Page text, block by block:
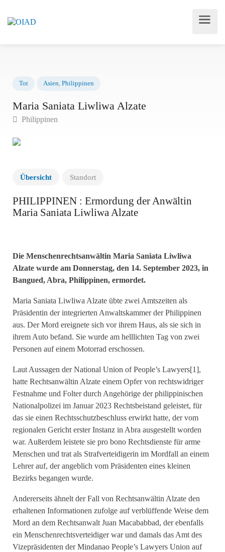
Maria Saniata Liwliwa Alzate
Übersicht Standort
PHILIPPINEN : Ermordung der Anwältin
Maria Saniata Liwliwa Alzate
Die Menschenrechtsanwältin Maria Saniata Liwliwa
Alzate wurde am Donnerstag, den 14. September 2023, in
Bangued, Abra, Philippinen, ermordet.
Maria Saniata Liwliwa Alzate übte zwei Amtszeiten als
Präsidentin der integrierten Anwaltskammer der Philippinen
aus. Der Mord ereignete sich vor ihrem Haus, als sie sich in
ihrem Auto befand. Sie wurde am helllichten Tag von zwei
Personen auf einem Motorrad erschossen.
Laut Aussagen der National Union of People’s Lawyers[1],
hatte Rechtsanwältin Alzate einem Opfer von rechtswidriger
Festnahme und Folter durch Angehörige der philippinischen
Nationalpolizei im Januar 2023 Rechtsbeistand geleistet, für
das sie einen Rechtsschutzbeschluss erwirkt hatte, der vom
regionalen Gericht erster Instanz in Abra ausgestellt worden
war. Außerdem leistete sie pro bono Rechtsdienste für arme
Menschen und trat als Strafverteidigerin im Mordfall an einem
Lehrer auf, der angeblich vom Präsidenten eines kleinen
Bezirks begangen wurde.
Andererseits ähnelt der Fall von Rechtsanwältin Alzate den
erhaltenen Informationen zufolge auf verblüffende Weise dem
Mord an dem Rechtsanwalt Juan Macababbad, der ebenfalls
ein Menschenrechtsverteidiger war und damals das Amt des
Vizepräsidenten der Mindanao People’s Lawyers Union auf